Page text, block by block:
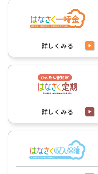
詳しくみる
詳しくみる